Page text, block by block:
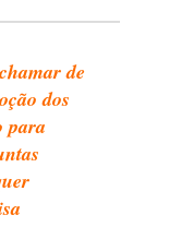
de
dos
para